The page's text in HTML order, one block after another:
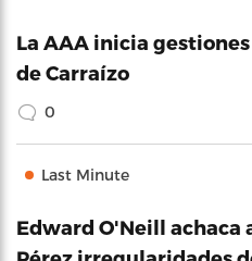
La AAA inicia
de Carraízo
0
Last Minute
Edward O'Neill achaca